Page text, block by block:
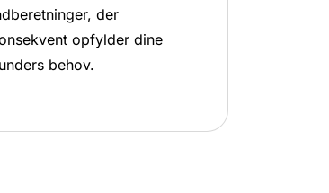
der
opfylder dine
behov.